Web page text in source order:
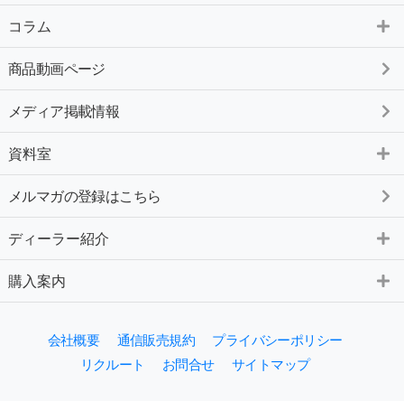
コラム
商品動画ページ
メディア掲載情報
資料室
メルマガの登録はこちら
ディーラー紹介
購入案内
会社概要 通信販売規約
プライバシーポリシー
リクルート
お問合せ サイトマップ